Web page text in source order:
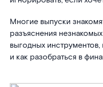
Многие выпуски
разъяснения
выгодных инструментов,
и как разобраться в